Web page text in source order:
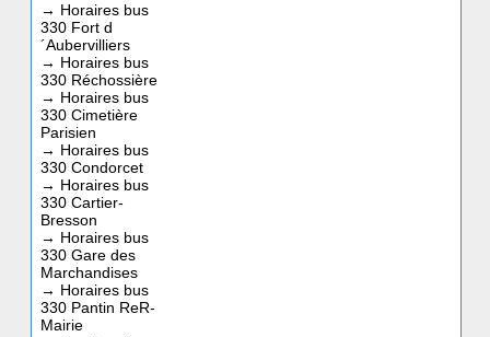
→ Horaires bus
330 Fort d
´Aubervilliers
→ Horaires bus
330 Réchossière
→ Horaires bus
330 Cimetière
Parisien
→ Horaires bus
330 Condorcet
→ Horaires bus
330 Cartier-
Bresson
→ Horaires bus
330 Gare des
Marchandises
→ Horaires bus
330 Pantin ReR-
Mairie